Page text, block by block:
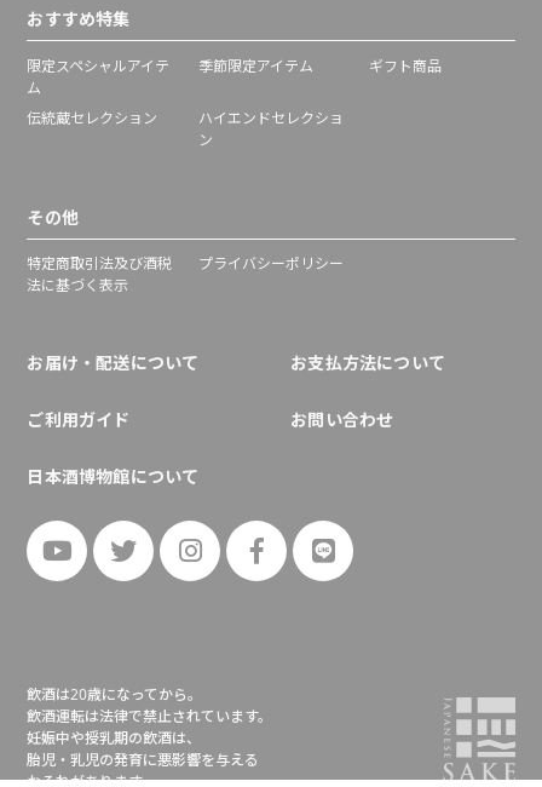
おすすめ特集
限定スペシャルアイテ
ム
季節限定アイテム ギフト商品
伝統蔵セレクション
ハイエンドセレクショ
ン
その他
特定商取引法及び酒税
法に基づく表示
プライバシーポリシー
お届け・配送について お支払方法について
ご利用ガイド お問い合わせ
日本酒博物館について
飲酒は20歳になってから。
飲酒運転は法律で禁止されています。
妊娠中や授乳期の飲酒は、
胎児・乳児の発育に悪影響を与える
おそれがあります。